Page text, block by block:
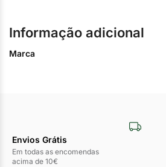
Informação adicional
Marca
Envios Grátis
Em todas as encomendas
acima de 10€